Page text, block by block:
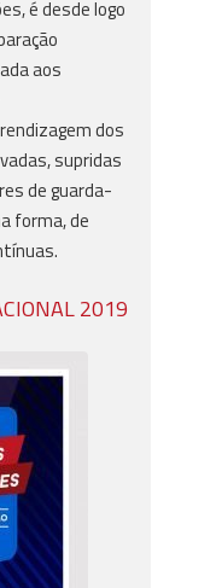
é desde logo
aos
dos
supridas
de guarda-
forma, de
2019